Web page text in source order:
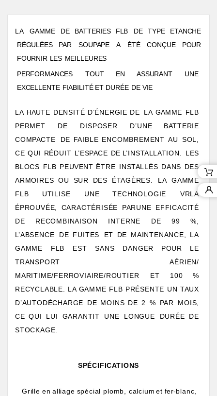
LA GAMME DE BATTERIES FL B DE TYPE ETANCHE
RÉGULÉES PAR SOUPAPEA ÉTÉ CONÇUE POUR
FOURNIR LES MEILLEURES
PERFORMANCES TOUT EN ASSURANT UNE
EXCELLENTE FIABILITÉ ET DURÉE DE VIE
LA HAUTE DENSITÉ D’ÉNERGIE DE LA GAMME FLB
PERMET
DE DISPOSER D’UNE BATTERIE
COMPACTE DE FAIBLE ENCOMBREMENTAU
SOL,
CE QUI RÉDUIT L ’ESPACE DE L’INSTALLATION.
LES
BLOCS FLB PEUVENT ÊTRE INSTALLÉS DANS DES
ARMOIRES OU SUR DES ÉTAGÈRES. LA
GAMME
FLB
UTILISE UNE TECHNOLOGIE
VRLA
ÉPROUVÉE, CARACTÉRISÉE
PARUNE
EFFICACITÉ
DE
RECOMBINAISON INTERNE DE 99
%,
L ’ABSENCE DE FUITES ET DE MAINTENANCE,
LA
GAMME
FLB EST SANS DANGER POUR
LE
TRANSPORT
AÉRIEN/
MARITIME/FERROVIAIRE/ROUTIER
ET 100
%
RECYCLABLE.
LA GAMME FLB PRÉSENTE UN TAUX
D’AUTODÉCHARGE DE MOINS DE 2 % PAR MOIS,
CE QUI LUI GARANTIT UNE LONGUE DURÉE
DE
STOCKAGE.
SPÉCIFICATIONS
Grille en alliage spécial plomb, calcium et fer-blanc,